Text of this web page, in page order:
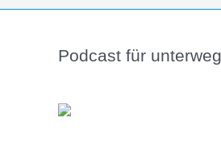
Podcast für